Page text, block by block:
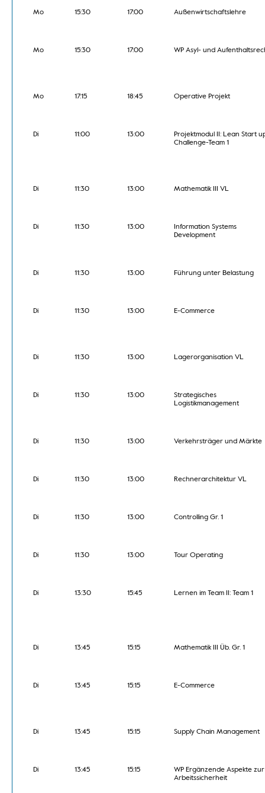
Mo 15:30 17:00 Außenwirtschaftslehre
Mo 15:30 17:00 WP Asyl- und
Mo 17:15 18:45 Operative Projekt
Di 11:00 13:00
Projektmodul II: Lean Start
Challenge-Team 1
Di 11:30 13:00 Mathematik III VL
Di 11:30 13:00
Information Systems
Development
Di 11:30 13:00 Führung unter Belastung
Di 11:30 13:00 E-Commerce
Di 11:30 13:00 Lagerorganisation VL
Di 11:30 13:00
Strategisches
Logistikmanagement
Di 11:30 13:00 Verkehrsträger und Märkte
Di 11:30 13:00 Rechnerarchitektur VL
Di 11:30 13:00 Controlling Gr. 1
Di 11:30 13:00 Tour Operating
Di 13:30 15:45 Lernen im Team II: Team 1
Di 13:45 15:15 Mathematik III Üb. Gr. 1
Di 13:45 15:15 E-Commerce
Di 13:45 15:15 Supply Chain Management
Di 13:45 15:15
WP Ergänzende Aspekte zur
Arbeitssicherheit